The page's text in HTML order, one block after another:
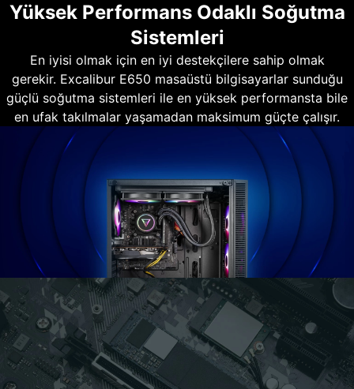
Yüksek Performans Odaklı Soğutma
Sistemleri
En iyisi olmak için en iyi destekçilere sahip olmak
gerekir. Excalibur E650 masaüstü bilgisayarlar sunduğu
güçlü soğutma sistemleri ile en yüksek performansta bile
en ufak takılmalar yaşamadan maksimum güçte çalışır.